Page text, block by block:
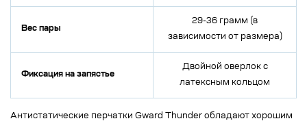
Вес пары
29-36 грамм (в
зависимости от размера)
Фиксация на запястье
Двойной оверлок с
латексным кольцом
Антистатические перчатки Gward Thunder обладают хорошим